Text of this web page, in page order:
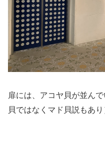
扉には、アコヤ貝が並ん
貝ではなくマド貝説もあり